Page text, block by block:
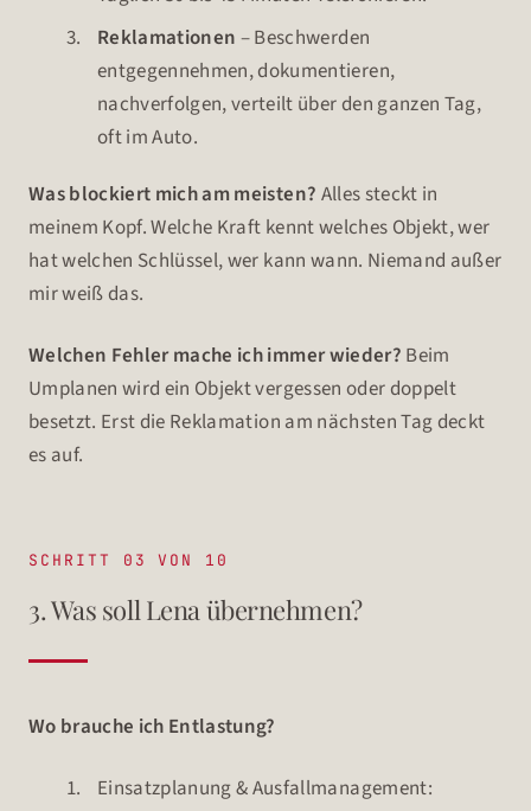
Reklamationen – Beschwerden
entgegennehmen, dokumentieren,
nachverfolgen, verteilt über den ganzen Tag,
oft im Auto.
Was blockiert mich am meisten? Alles steckt in
meinem Kopf. Welche Kraft kennt welches Objekt, wer
hat welchen Schlüssel, wer kann wann. Niemand außer
mir weiß das.
Welchen Fehler mache ich immer wieder? Beim
Umplanen wird ein Objekt vergessen oder doppelt
besetzt. Erst die Reklamation am nächsten Tag deckt
es auf.
SCHRITT 03 VON 10
3. Was soll Lena übernehmen?
Wo brauche ich Entlastung?
Einsatzplanung & Ausfallmanagement: